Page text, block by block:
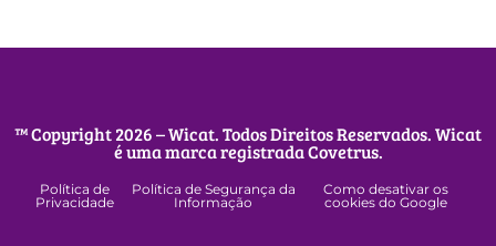
™ Copyright 2026 – Wicat. Todos Direitos Reservados. Wicat
é uma marca registrada Covetrus.
Política de
Privacidade
Política de Segurança da
Informação
Como desativar os
cookies do Google